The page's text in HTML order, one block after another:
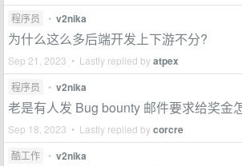
程序员 • v2nika
为什么这么多后端开发上下游不分?
Sep 21, 2023 • Lastly replied byatpex
程序员 • v2nika
老是有人发 Bug bounty 邮件要求给奖金
Sep 18, 2023 • Lastly replied bycorcre
酷工作 • v2nika